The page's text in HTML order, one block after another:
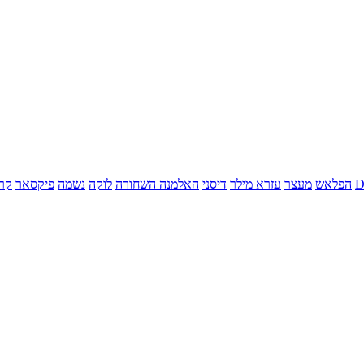
הפלאש מעצר עזרא מילר דיסני האלמנה השחורה לוקה נשמה פיקסאר